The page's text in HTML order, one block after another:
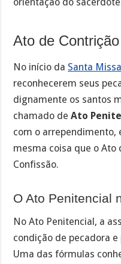
Ato de
No início da Santa Missa
reconhecerem seus
dignamente os santos
chamado deAto
com o arrependimento,
mesma coisa que o Ato
Confissão.
O Ato Penitencial
No Ato Penitencial, a
condição de pecadora
Uma das fórmulas